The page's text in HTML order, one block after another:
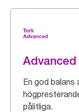
Advanced
En god
pålitliga.